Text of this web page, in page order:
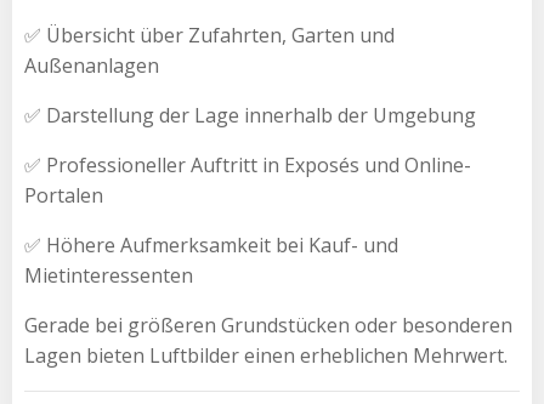
✅ Übersicht über Zufahrten, Garten und
Außenanlagen
✅ Darstellung der Lage innerhalb der Umgebung
✅ Professioneller Auftritt in Exposés und Online-
Portalen
✅ Höhere Aufmerksamkeit bei Kauf- und
Mietinteressenten
Gerade bei größeren Grundstücken oder besonderen
Lagen bieten Luftbilder einen erheblichen Mehrwert.